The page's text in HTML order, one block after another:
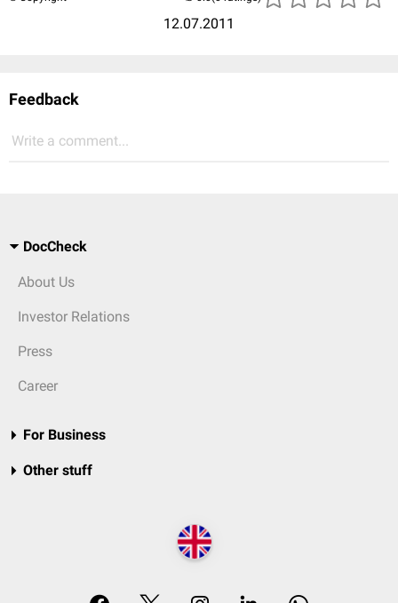
12.07.2011
Feedback
Write a comment...
DocCheck
About Us
Investor Relations
Press
Career
For Business
Other stuff